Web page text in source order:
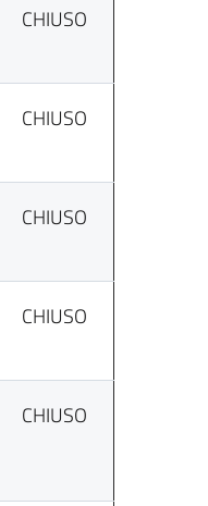
CHIUSO
CHIUSO
CHIUSO
CHIUSO
CHIUSO